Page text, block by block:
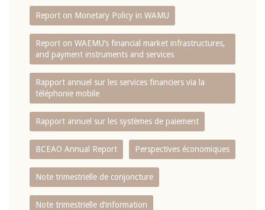
Report on Monetary Policy in WAMU
Report on WAEMU’s financial market infrastructures,
and payment instruments and services
Rapport annuel sur les services financiers via la
téléphonie mobile
Rapport annuel sur les systèmes de paiement
BCEAO Annual Report Perspectives économiques
Note trimestrielle de conjoncture
Note trimestrielle d‘information